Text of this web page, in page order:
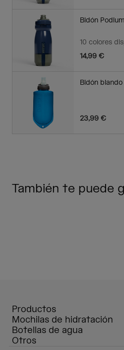
Bidón
10 colores
14,99 €
Bidón
23,99 €
También te puede
Productos
Mochilas de hidratación
Botellas de agua
Otros